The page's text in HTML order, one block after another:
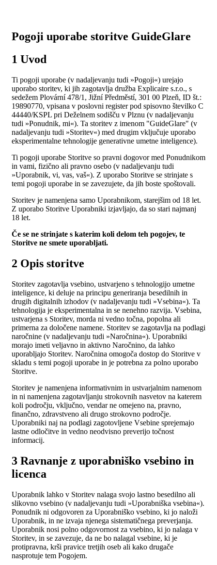
Pogoji uporabe storitve GuideGlare
1 Uvod
Ti pogoji uporabe (v nadaljevanju tudi »Pogoji«) urejajo
uporabo storitev, ki jih zagotavlja družba Explicaire s.r.o., s
sedežem Plovární 478/1, Jižní Předměstí, 301 00 Plzeň, ID št.:
19890770, vpisana v poslovni register pod spisovno številko C
44440/KSPL pri Deželnem sodišču v Plznu (v nadaljevanju
tudi »Ponudnik, mi«). Ta storitev z imenom "GuideGlare" (v
nadaljevanju tudi »Storitev«) med drugim vključuje uporabo
eksperimentalne tehnologije generativne umetne inteligence).
Ti pogoji uporabe Storitve so pravni dogovor med Ponudnikom
in vami, fizično ali pravno osebo (v nadaljevanju tudi
»Uporabnik, vi, vas, vaš«). Z uporabo Storitve se strinjate s
temi pogoji uporabe in se zavezujete, da jih boste spoštovali.
Storitev je namenjena samo Uporabnikom, starejšim od 18 let.
Z uporabo Storitve Uporabniki izjavljajo, da so stari najmanj
18 let.
Če se ne strinjate s katerim koli delom teh pogojev, te
Storitve ne smete uporabljati.
2 Opis storitve
Storitev zagotavlja vsebino, ustvarjeno s tehnologijo umetne
inteligence, ki deluje na principu generiranja besedilnih in
drugih digitalnih izhodov (v nadaljevanju tudi »Vsebina«). Ta
tehnologija je eksperimentalna in se nenehno razvija. Vsebina,
ustvarjena s Storitev, morda ni vedno točna, popolna ali
primerna za določene namene. Storitev se zagotavlja na podlagi
naročnine (v nadaljevanju tudi »Naročnina«). Uporabniki
morajo imeti veljavno in aktivno Naročnino, da lahko
uporabljajo Storitev. Naročnina omogoča dostop do Storitve v
skladu s temi pogoji uporabe in je potrebna za polno uporabo
Storitve.
Storitev je namenjena informativnim in ustvarjalnim namenom
in ni namenjena zagotavljanju strokovnih nasvetov na katerem
koli področju, vključno, vendar ne omejeno na, pravno,
finančno, zdravstveno ali drugo strokovno področje.
Uporabniki naj na podlagi zagotovljene Vsebine sprejemajo
lastne odločitve in vedno neodvisno preverijo točnost
informacij.
3 Ravnanje z uporabniško vsebino in
licenca
Uporabnik lahko v Storitev nalaga svojo lastno besedilno ali
slikovno vsebino (v nadaljevanju tudi »Uporabniška vsebina«).
Ponudnik ni odgovoren za Uporabniško vsebino, ki jo naloži
Uporabnik, in ne izvaja njenega sistematičnega preverjanja.
Uporabnik nosi polno odgovornost za vsebino, ki jo nalaga v
Storitev, in se zavezuje, da ne bo nalagal vsebine, ki je
protipravna, krši pravice tretjih oseb ali kako drugače
nasprotuje tem Pogojem.